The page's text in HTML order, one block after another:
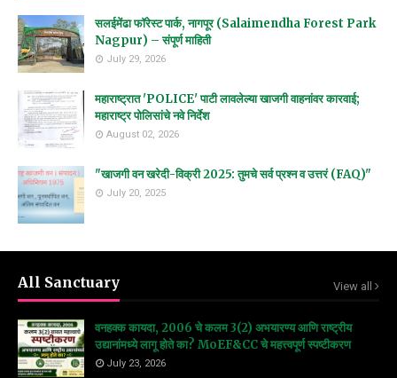
सलईमेंढा फॉरेस्ट पार्क, नागपूर (Salaimendha Forest Park
Nagpur) – संपूर्ण माहिती
July 29, 2026
महाराष्ट्रात 'POLICE' पाटी लावलेल्या खाजगी वाहनांवर कारवाई;
महाराष्ट्र पोलिसांचे नवे निर्देश
August 02, 2026
"खाजगी वन खरेदी-विक्री 2025: तुमचे सर्व प्रश्न व उत्तरं (FAQ)"
July 20, 2025
All Sanctuary View all
वनहक्क कायदा, 2006 चे कलम 3(2) अभयारण्य आणि राष्ट्रीय
उद्यानांमध्ये लागू होते का? MoEF&CC चे महत्त्वपूर्ण स्पष्टीकरण
July 23, 2026